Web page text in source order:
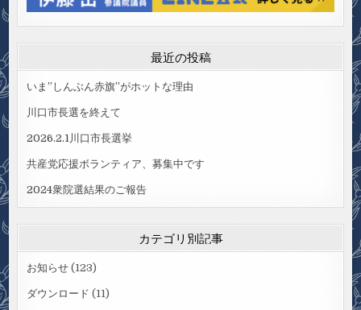
最近の投稿
いま”しんぶん赤旗”がホットな理由
川口市長選を終えて
2026.2.1川口市長選挙
共産党応援ボランティア、募集中です
2024衆院選結果のご報告
カテゴリ別記事
お知らせ (123)
ダウンロード (11)